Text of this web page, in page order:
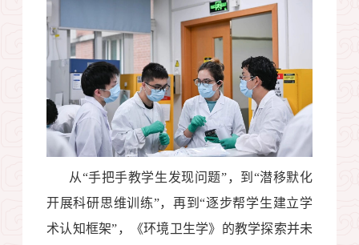
从“手把手教学生发现问题”，到“潜移默化
开展科研思维训练”，再到“逐步帮学生建立学
术认知框架”，《环境卫生学》的教学探索并未